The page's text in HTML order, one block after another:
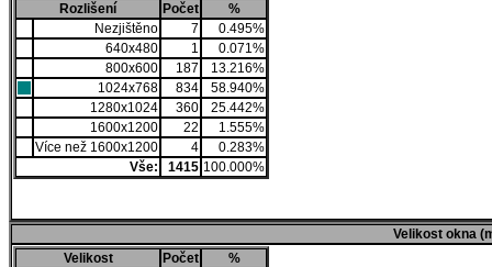
Rozlišení
Počet
%
Nezjištěno
7
0.495%
640x480
1
0.071%
800x600
187
13.216%
1024x768
834
58.940%
1280x1024
360
25.442%
1600x1200
22
1.555%
Více než 1600x1200
4
0.283%
Vše:
1415 100.000%
Velikost okna
Velikost
Počet
%